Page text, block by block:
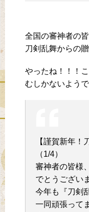
全国の審神者の
刀剣乱舞からの
やったね！！！
むしかないようで
【謹賀新年！
（1/4）
審神者の皆様
でとうござい
今年も『刀剣
一同頑張って